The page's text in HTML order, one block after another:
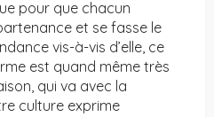
pour que chacun
et se fasse le
vis-à-vis d’elle, ce
est quand même très
qui va avec la
culture exprime